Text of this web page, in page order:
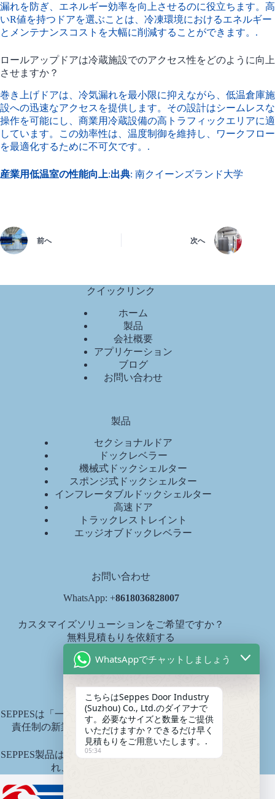
漏れを防ぎ、エネルギー効率を向上させるのに役立ちます。高
いR値を持つドアを選ぶことは、冷凍環境におけるエネルギー
とメンテナンスコストを大幅に削減することができます。.
ロールアップドアは冷蔵施設でのアクセス性をどのように向上
させますか？
巻き上げドアは、冷気漏れを最小限に抑えながら、低温倉庫施
設への迅速なアクセスを提供します。その設計はシームレスな
操作を可能にし、商業用冷蔵設備の高トラフィックエリアに適
しています。この効率性は、温度制御を維持し、ワークフロー
を最適化するために不可欠です。.
産業用低温室の性能向上:出典: 南クイーンズランド大学
前へ 次へ
クイックリンク
ホーム
製品
会社概要
アプリケーション
ブログ
お問い合わせ
製品
セクショナルドア
ドックレベラー
機械式ドックシェルター
スポンジ式ドックシェルター
インフレータブルドックシェルター
高速ドア
トラックレストレイント
エッジオブドックレベラー
お問い合わせ
WhatsApp: +8618036828007
カスタマイズソリューションをご希望ですか？
無料見積もりを依頼する
diana@seppes.com.cn
SEPPESサービス
SEPPESは「一戸一庭、生涯サービス」という製品生涯
責任制の新業界サービス基準を実施しています。.
SEPPES製品は中国平安財産保険会社により保険引受さ
れ、保険金額は1500万元です。.
WhatsAppでチャットしましょう
こちらはSeppes Door Industry
(Suzhou) Co., Ltd.のダイアナで
す。必要なサイズと数量をご提供
いただけますか？できるだけ早く
見積もりをご用意いたします。.
05:34